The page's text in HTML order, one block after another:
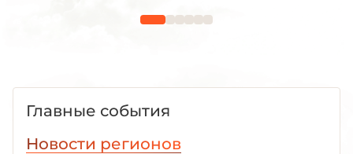
Главные события
Новости регионов